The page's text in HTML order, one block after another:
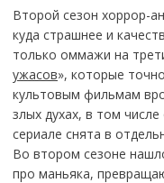
Второй сезон хоррор-
куда страшнее и
только оммажи на
ужасов», которые
культовым фильмам
злых духах, в том
сериале снята в
Во втором сезоне
про маньяка,